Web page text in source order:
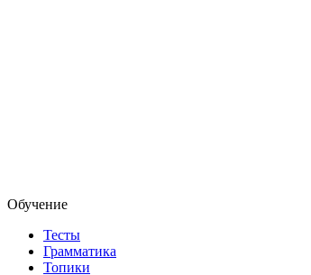
Обучение
Тесты
Грамматика
Топики